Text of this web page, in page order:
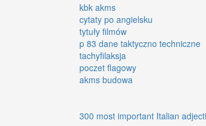
kbk akms
cytaty po angielsku
tytuły filmów
p 83 dane taktyczno techniczne
tachyfilaksja
poczet flagowy
akms budowa
300 most important Italian